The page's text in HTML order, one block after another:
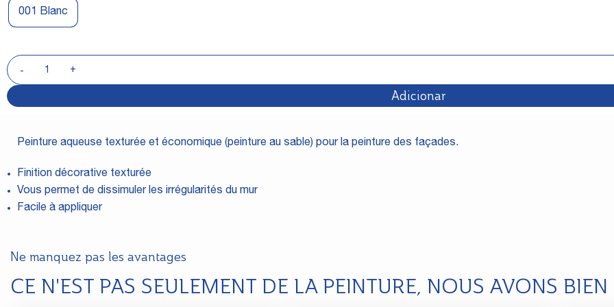
001 Blanc
Adicionar
Peinture aqueuse texturée et économique (peinture au sable) pour la peinture des façades.
Finition décorative texturée
Vous permet de dissimuler les irrégularités du mur
Facile à appliquer
Ne manquez pas les avantages
CE N'EST PAS SEULEMENT DE LA PEINTURE, NOUS AVONS BIEN